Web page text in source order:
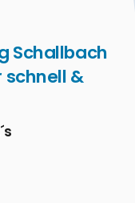
Schallbach
&